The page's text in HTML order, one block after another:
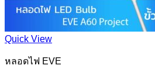
Quick View
หลอดไฟ EVE